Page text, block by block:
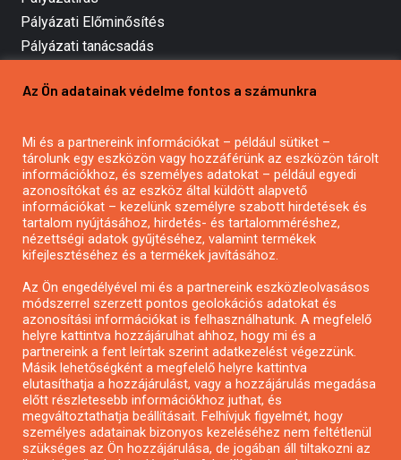
Pályázati Előminősítés
Pályázati tanácsadás
Mezőgazdasági pályázatírás
Pályázatírás civil szervezeteknek
Pályázatírás önkormányzatoknak
Pályázatfigyelés
Specifikus pályázatfigyelés vagy hírlevél
Pályázatok magánszemélyeknek
Pályázatok civil szervezeteknek
Pályázatok vállalkozásoknak
Önkormányzati pályázatok
Mezőgazdasági pályázatok
Az Ön adatainak védelme fontos a számunkra
Mi és a partnereink információkat – például sütiket –
tárolunk egy eszközön vagy hozzáférünk az eszközön tárolt
információkhoz, és személyes adatokat – például egyedi
azonosítókat és az eszköz által küldött alapvető
információkat – kezelünk személyre szabott hirdetések és
tartalom nyújtásához, hirdetés- és tartalomméréshez,
nézettségi adatok gyűjtéséhez, valamint termékek
kifejlesztéséhez és a termékek javításához.
Az Ön engedélyével mi és a partnereink eszközleolvasásos
módszerrel szerzett pontos geolokációs adatokat és
azonosítási információkat is felhasználhatunk. A megfelelő
helyre kattintva hozzájárulhat ahhoz, hogy mi és a
partnereink a fent leírtak szerint adatkezelést végezzünk.
Másik lehetőségként a megfelelő helyre kattintva
elutasíthatja a hozzájárulást, vagy a hozzájárulás megadása
előtt részletesebb információkhoz juthat, és
megváltoztathatja beállításait. Felhívjuk figyelmét, hogy
személyes adatainak bizonyos kezeléséhez nem feltétlenül
szükséges az Ön hozzájárulása, de jogában áll tiltakozni az